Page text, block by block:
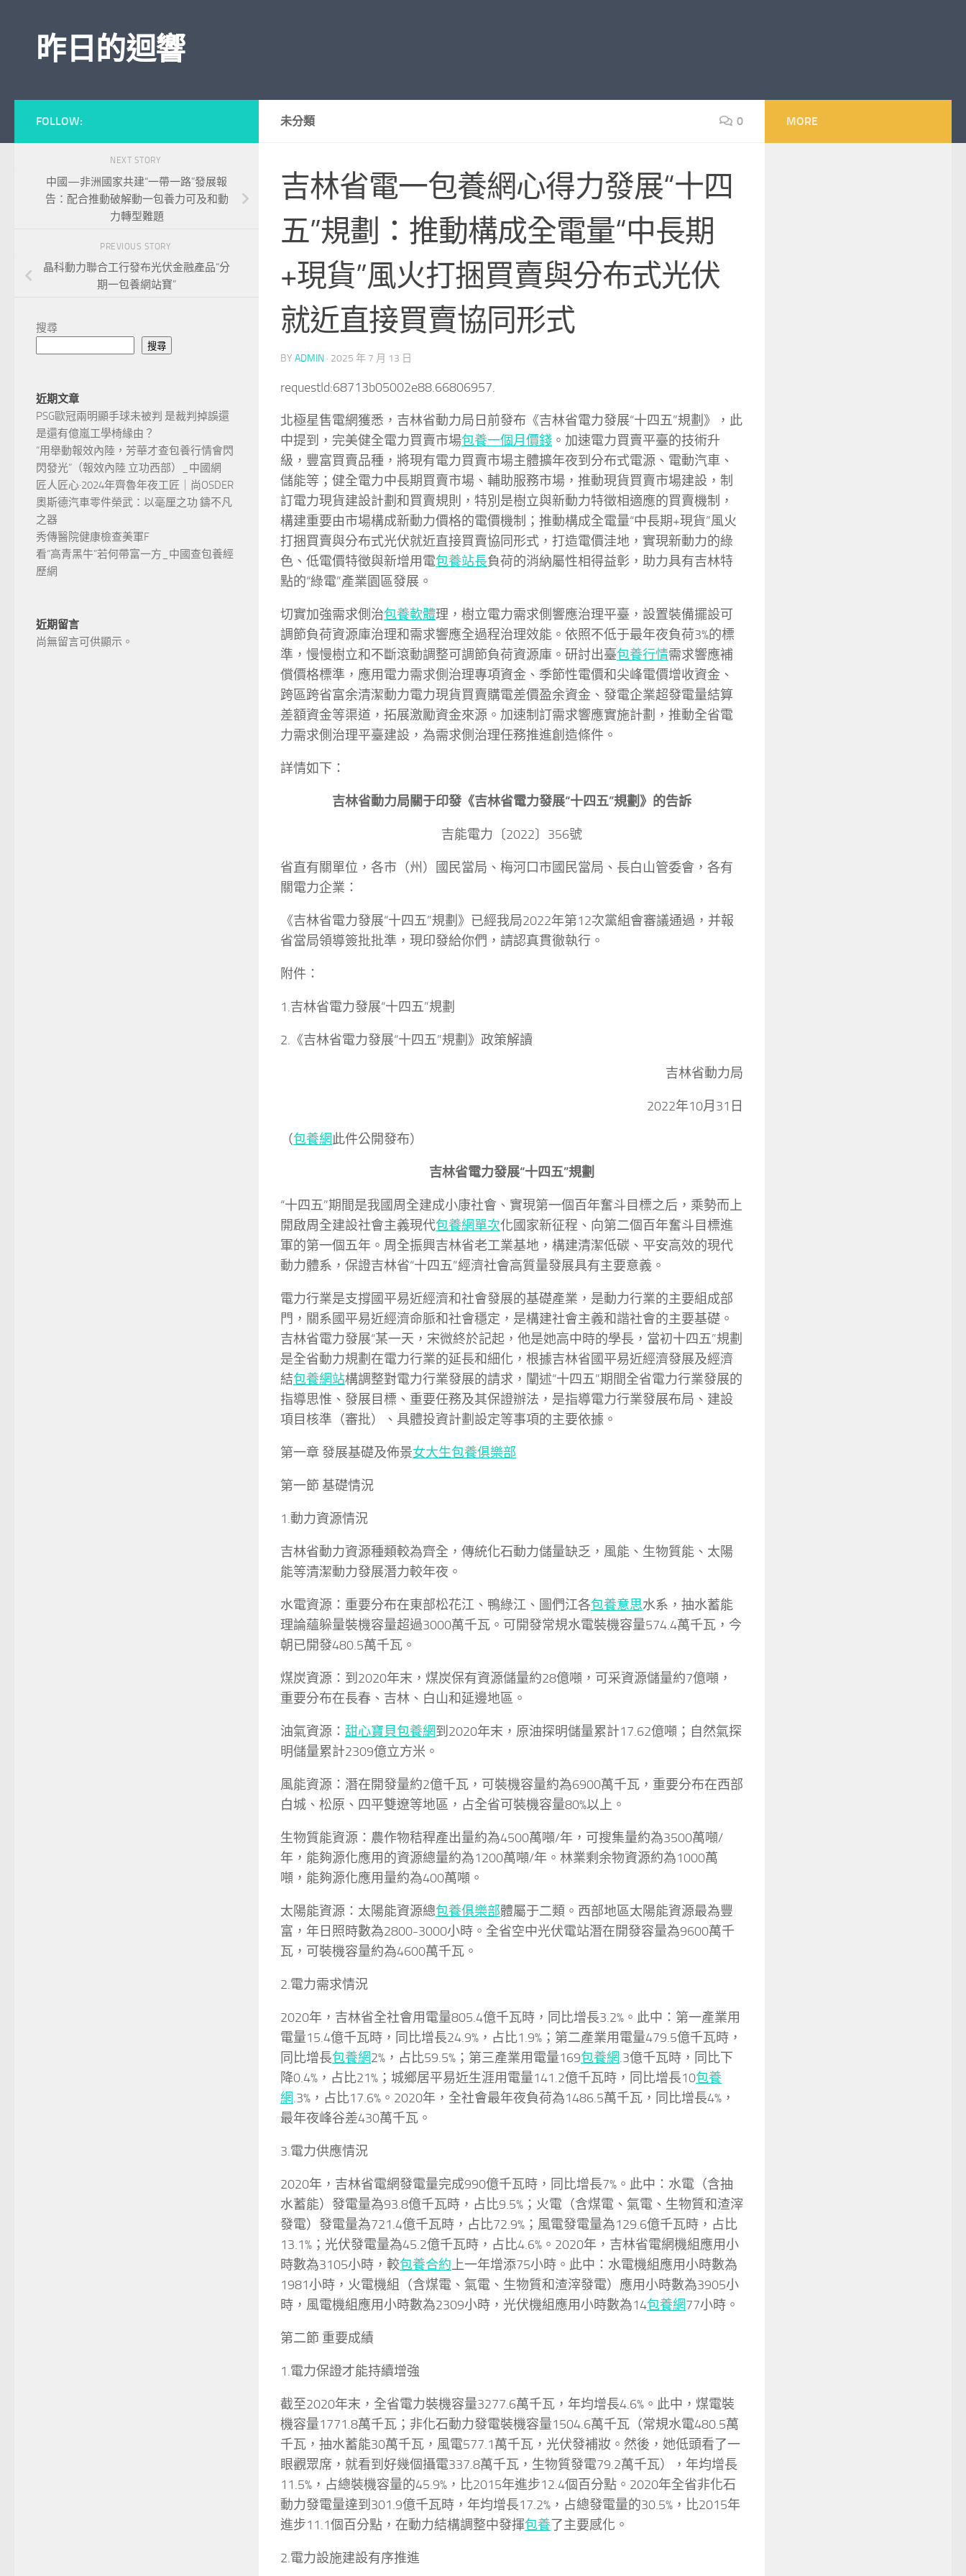
昨日的迴響
未分類 0
吉林省電一包養網心得力發展“十四
五”規劃：推動構成全電量“中長期
+現貨”風火打捆買賣與分布式光伏
就近直接買賣協同形式
BY ADMIN · 2025 年 7 月 13 日
requestId:68713b05002e88.66806957.
北極星售電網獲悉，吉林省動力局日前發布《吉林省電力發展“十四五”規劃》，此
中提到，完美健全電力買賣市場包養一個月價錢 。加速電力買賣平臺的技術升
級，豐富買賣品種，將現有電力買賣市場主體擴年夜到分布式電源、電動汽車、
儲能等；健全電力中長期買賣市場、輔助服務市場，推動現貨買賣市場建設，制
訂電力現貨建設計劃和買賣規則，特別是樹立與新動力特徵相適應的買賣機制，
構建重要由市場構成新動力價格的電價機制；推動構成全電量“中長期+現貨”風火
打捆買賣與分布式光伏就近直接買賣協同形式，打造電價洼地，實現新動力的綠
色、低電價特徵與新增用電包養站長負荷的消納屬性相得益彰，助力具有吉林特
點的“綠電”產業園區發展。
切實加強需求側治包養軟體理，樹立電力需求側響應治理平臺，設置裝備擺設可
調節負荷資源庫治理和需求響應全過程治理效能。依照不低于最年夜負荷3%的標
準，慢慢樹立和不斷滾動調整可調節負荷資源庫。研討出臺包養行情需求響應補
償價格標準，應用電力需求側治理專項資金、季節性電價和尖峰電價增收資金、
跨區跨省富余清潔動力電力現貨買賣購電差價盈余資金、發電企業超發電量結算
差額資金等渠道，拓展激勵資金來源。加速制訂需求響應實施計劃，推動全省電
力需求側治理平臺建設，為需求側治理任務推進創造條件。
詳情如下：
吉林省動力局關于印發《吉林省電力發展“十四五”規劃》的告訴
吉能電力〔2022〕356號
省直有關單位，各市（州）國民當局、梅河口市國民當局、長白山管委會，各有
關電力企業：
《吉林省電力發展“十四五”規劃》已經我局2022年第12次黨組會審議通過，并報
省當局領導簽批批準，現印發給你們，請認真貫徹執行。
附件：
1.吉林省電力發展“十四五”規劃
2.《吉林省電力發展“十四五”規劃》政策解讀
吉林省動力局
2022年10月31日
（包養網此件公開發布）
吉林省電力發展“十四五”規劃
“十四五”期間是我國周全建成小康社會、實現第一個百年奮斗目標之后，乘勢而上
開啟周全建設社會主義現代包養網單次化國家新征程、向第二個百年奮斗目標進
軍的第一個五年。周全振興吉林省老工業基地，構建清潔低碳、平安高效的現代
動力體系，保證吉林省“十四五”經濟社會高質量發展具有主要意義。
電力行業是支撐國平易近經濟和社會發展的基礎產業，是動力行業的主要組成部
門，關系國平易近經濟命脈和社會穩定，是構建社會主義和諧社會的主要基礎。
吉林省電力發展“某一天，宋微終於記起，他是她高中時的學長，當初十四五”規劃
是全省動力規劃在電力行業的延長和細化，根據吉林省國平易近經濟發展及經濟
結包養網站構調整對電力行業發展的請求，闡述“十四五”期間全省電力行業發展的
指導思惟、發展目標、重要任務及其保證辦法，是指導電力行業發展布局、建設
項目核準（審批）、具體投資計劃設定等事項的主要依據。
第一章 發展基礎及佈景女大生包養俱樂部
第一節 基礎情況
1.動力資源情況
吉林省動力資源種類較為齊全，傳統化石動力儲量缺乏，風能、生物質能、太陽
能等清潔動力發展潛力較年夜。
水電資源：重要分布在東部松花江、鴨綠江、圖們江各包養意思水系，抽水蓄能
理論蘊躲量裝機容量超過3000萬千瓦。可開發常規水電裝機容量574.4萬千瓦，今
朝已開發480.5萬千瓦。
煤炭資源：到2020年末，煤炭保有資源儲量約28億噸，可采資源儲量約7億噸，
重要分布在長春、吉林、白山和延邊地區。
油氣資源： 甜心寶貝包養網到2020年末，原油探明儲量累計17.62億噸；自然氣探
明儲量累計2309億立方米。
風能資源：潛在開發量約2億千瓦，可裝機容量約為6900萬千瓦，重要分布在西部
白城、松原、四平雙遼等地區，占全省可裝機容量80%以上。
生物質能資源：農作物秸稈產出量約為4500萬噸/年，可搜集量約為3500萬噸/
年，能夠源化應用的資源總量約為1200萬噸/年。林業剩余物資源約為1000萬
噸，能夠源化應用量約為400萬噸。
太陽能資源：太陽能資源總包養俱樂部體屬于二類。西部地區太陽能資源最為豐
富，年日照時數為2800-3000小時。全省空中光伏電站潛在開發容量為9600萬千
瓦，可裝機容量約為4600萬千瓦。
2.電力需求情況
2020年，吉林省全社會用電量805.4億千瓦時，同比增長3.2%。此中：第一產業用
電量15.4億千瓦時，同比增長24.9%，占比1.9%；第二產業用電量479.5億千瓦時，
同比增長包養網2%，占比59.5%；第三產業用電量169包養網.3億千瓦時，同比下
降0.4%，占比21%；城鄉居平易近生涯用電量141.2億千瓦時，同比增長10包養
網.3%，占比17.6%。2020年，全社會最年夜負荷為1486.5萬千瓦，同比增長4%，
最年夜峰谷差430萬千瓦。
3.電力供應情況
2020年，吉林省電網發電量完成990億千瓦時，同比增長7%。此中：水電（含抽
水蓄能）發電量為93.8億千瓦時，占比9.5%；火電（含煤電、氣電、生物質和渣滓
發電）發電量為721.4億千瓦時，占比72.9%；風電發電量為129.6億千瓦時，占比
13.1%；光伏發電量為45.2億千瓦時，占比4.6%。2020年，吉林省電網機組應用小
時數為3105小時，較包養合約上一年增添75小時。此中：水電機組應用小時數為
1981小時，火電機組（含煤電、氣電、生物質和渣滓發電）應用小時數為3905小
時，風電機組應用小時數為2309小時，光伏機組應用小時數為14包養網77小時。
第二節 重要成績
1.電力保證才能持續增強
截至2020年末，全省電力裝機容量3277.6萬千瓦，年均增長4.6%。此中，煤電裝
機容量1771.8萬千瓦；非化石動力發電裝機容量1504.6萬千瓦（常規水電480.5萬
千瓦，抽水蓄能30萬千瓦，風電577.1萬千瓦，光伏發補妝。然後，她低頭看了一
眼觀眾席，就看到好幾個攝電337.8萬千瓦，生物質發電79.2萬千瓦），年均增長
11.5%，占總裝機容量的45.9%，比2015年進步12.4個百分點。2020年全省非化石
動力發電量達到301.9億千瓦時，年均增長17.2%，占總發電量的30.5%，比2015年
進步11.1個百分點，在動力結構調整中發揮包養了主要感化。
2.電力設施建設有序推進
FOLLOW:
NEXT STORY
中國—非洲國家共建“一帶一路”發展報
告：配合推動破解動一包養力可及和動
力轉型難題
PREVIOUS STORY
晶科動力聯合工行發布光伏金融產品“分
期一包養網站寶”
搜尋
搜尋
近期文章
PSG歐冠兩明顯手球未被判 是裁判掉誤還
是還有億嵐工學椅緣由？
“用舉動報效內陸，芳華才查包養行情會閃
閃發光”（報效內陸 立功西部）_中國網
匠人匠心·2024年齊魯年夜工匠｜尚OSDER
奧斯德汽車零件榮武：以毫厘之功 鑄不凡
之器
秀傳醫院健康檢查美軍F
看“高青黑牛”若何帶富一方_中國查包養經
歷網
近期留言
尚無留言可供顯示。
MORE